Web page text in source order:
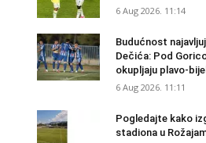
6 Aug 2026. 11:14
Budućnost
Dečića: Pod
okupljaju plavo-
6 Aug 2026. 11:11
Pogledajte kako
stadiona u